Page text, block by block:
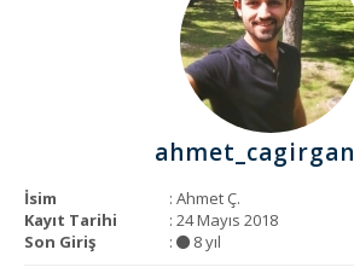
KURUMSAL
ahmet_cagirgan
İsim
: Ahmet Ç.
Kayıt Tarihi
: 24 Mayıs 2018
Son Giriş
: 8 yıl